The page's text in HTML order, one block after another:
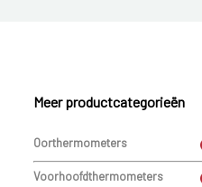
Meer productcategorieën
Oorthermometers
Voorhoofdthermometers